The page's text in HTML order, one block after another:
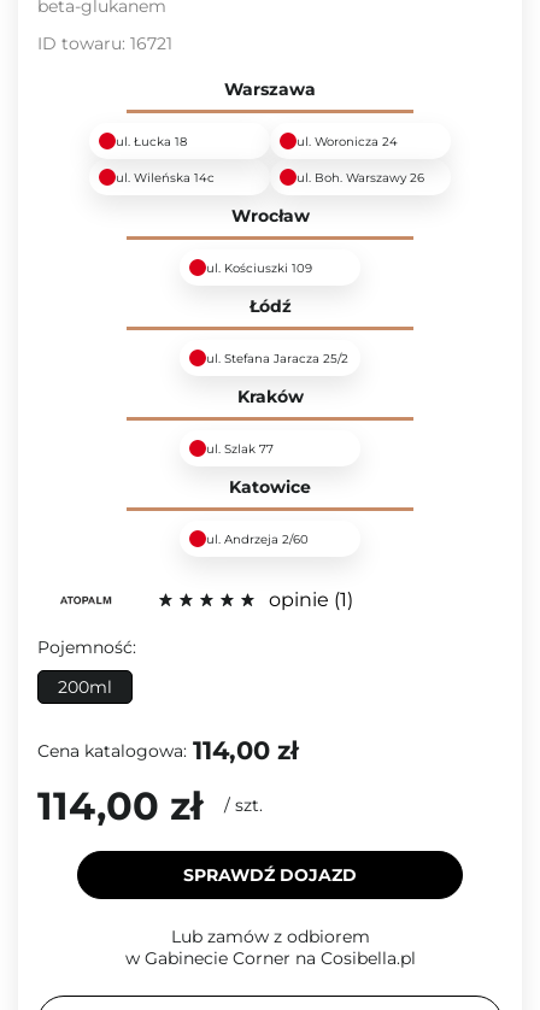
beta-glukanem
ID towaru: 16721
Warszawa
ul. Łucka 18 ul. Woronicza 24
ul. Wileńska 14c ul. Boh. Warszawy 26
Wrocław
ul. Kościuszki 109
Łódź
ul. Stefana Jaracza 25/2
Kraków
ul. Szlak 77
Katowice
ul. Andrzeja 2/60
opinie 1
Pojemność:
200ml
Cena katalogowa: 114,00 zł
114,00 zł / szt.
SPRAWDŹ DOJAZD
Lub zamów z odbiorem
w Gabinecie Corner na Cosibella.pl